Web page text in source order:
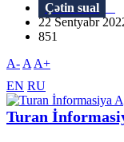
Çətin sual
22 Sentyabr
851
A- A A+
EN RU
Turan